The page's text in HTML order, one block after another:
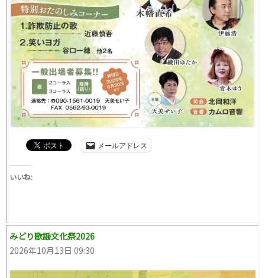
メールアドレス
いいね:
みどり歌謡文化祭2026
2026年10月13日 09:30